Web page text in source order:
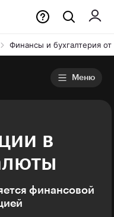
Финансы и бухгалтерия от
Меню
в
финансовой